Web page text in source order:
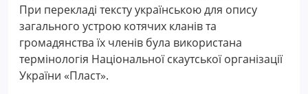
При перекладі тексту українською для опису
загального устрою котячих кланів та
громадянства їх членів була використана
термінологія Національної скаутської організації
України «Пласт».